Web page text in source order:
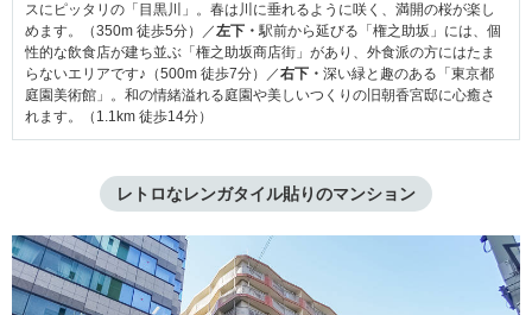
スにピッタリの「目黒川」。春は川に垂れるように咲く、満開の桜が楽し
めます。（350m 徒歩5分）／左下・駅前から延びる「権之助坂」には、個
性的な飲食店が建ち並ぶ「権之助坂商店街」があり、外食派の方にはたま
らないエリアです♪（500m 徒歩7分）／右下・ 深い緑と趣のある「東京都
庭園美術館」。和の情緒溢れる庭園や美しいつくりの旧朝香宮邸に心癒さ
れます。（1.1km 徒歩14分）
レトロなレンガタイル貼りのマンション